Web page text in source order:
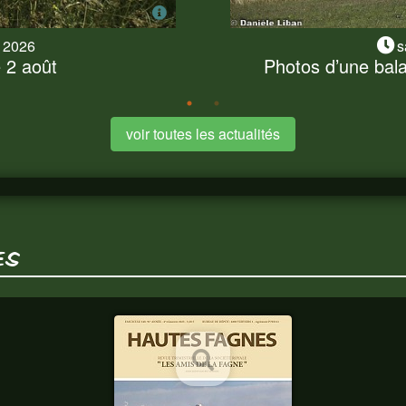
août
2 août
Photos d’une
Photos d’une
voir toutes les actualités
HAUTES